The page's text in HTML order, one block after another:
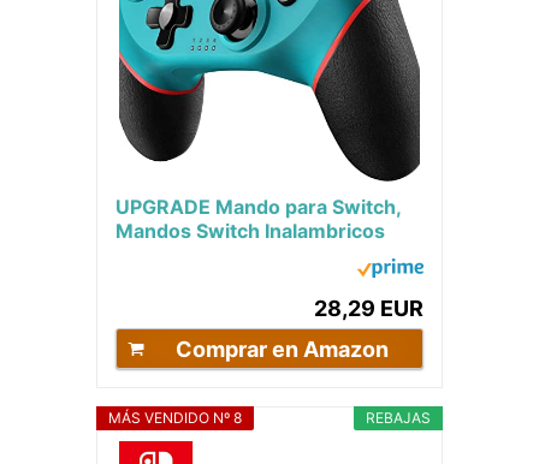
UPGRADE Mando para Switch,
Mandos Switch Inalambricos
para Switch/Switch Lite/Switch
28,29 EUR
Comprar en Amazon
REBAJAS
MÁS VENDIDO Nº 8